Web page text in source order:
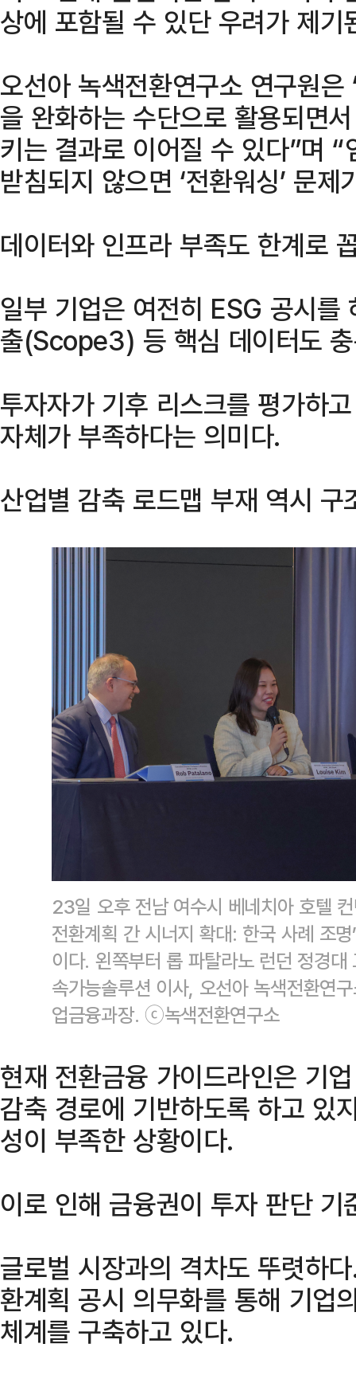
상에 포함될 수 있단 우려가 제기
오선아 녹색전환연구소 연구원
을 완화하는 수단으로 활용되면
키는 결과로 이어질 수 있다”며
받침되지 않으면 ‘전환워싱’ 문
데이터와 인프라 부족도 한계로
일부 기업은 여전히 ESG 공시를
출(Scope3) 등 핵심 데이터도
투자자가 기후 리스크를 평가하
자체가 부족하다는 의미다.
산업별 감축 로드맵 부재 역시 구
23일 오후 전남 여수시 베네치아 호텔
전환계획 간 시너지 확대: 한국 사례 조
이다. 왼쪽부터 롭 파탈라노 런던 정경
속가능솔루션 이사, 오선아 녹색전환연
업금융과장. ⓒ녹색전환연구소
현재 전환금융 가이드라인은 기
감축 경로에 기반하도록 하고 있
성이 부족한 상황이다.
이로 인해 금융권이 투자 판단
글로벌 시장과의 격차도 뚜렷하
환계획 공시 의무화를 통해 기업
체계를 구축하고 있다.